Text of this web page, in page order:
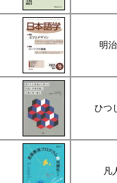
明
ひつ
凡